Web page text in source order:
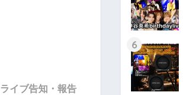
ライブ告知・報告
6